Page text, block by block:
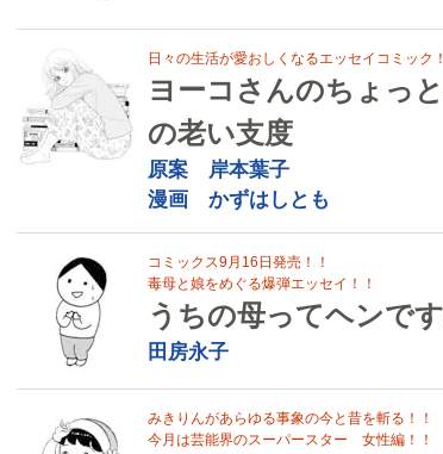
日々の生活が愛おしくなるエッセイコミック
ヨーコさんのちょっ
の老い支度
原案 岸本葉子
漫画 かずはしとも
コミックス9月16日発売！！
毒母と娘をめぐる爆弾エッセイ！！
うちの母ってヘンで
田房永子
みきりんがあらゆる事象の今と昔を斬る！！
今月は芸能界のスーパースター 女性編！！